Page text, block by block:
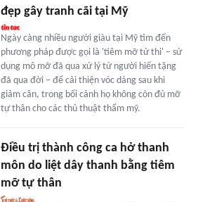
đẹp gây tranh cãi tại Mỹ
Ngày càng nhiều người giàu tại Mỹ tìm đến
phương pháp được gọi là 'tiêm mỡ tử thi' – sử
dụng mô mỡ đã qua xử lý từ người hiến tặng
đã qua đời – để cải thiện vóc dáng sau khi
giảm cân, trong bối cảnh họ không còn đủ mỡ
tự thân cho các thủ thuật thẩm mỹ.
Điều trị thành công ca hở thanh
môn do liệt dây thanh bằng tiêm
mỡ tự thân